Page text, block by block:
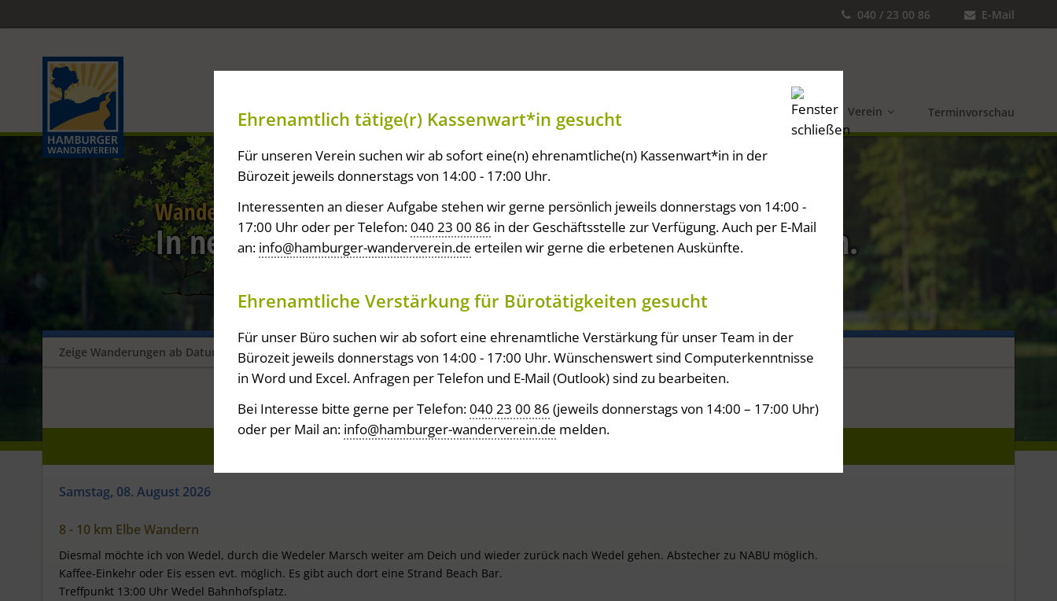
040 / 23 00 86 E-Mail
Wanderangebote Wanderreisen Verein Terminvorschau
Wandern in Hamburg
In netter Gesellschaft Natur und Umgebung erkunden.
Zeige Wanderungen ab Datum... Strecke in Kilometern: Alle
Samstag, 08. August 2026
8 - 10 km Elbe Wandern
Diesmal möchte ich von Wedel, durch die Wedeler Marsch weiter am Deich und wieder zurück nach Wedel gehen. Abstecher zu NABU möglich.
Kaffee-Einkehr oder Eis essen evt. möglich. Es gibt auch dort eine Strand Beach Bar.
Treffpunkt 13:00 Uhr Wedel Bahnhofsplatz.
Ehrenamtlich tätige(r) Kassenwart*in gesucht
Für unseren Verein suchen wir ab sofort eine(n) ehrenamtliche(n) Kassenwart*in in der
Bürozeit jeweils donnerstags von 14:00 - 17:00 Uhr.
Interessenten an dieser Aufgabe stehen wir gerne persönlich jeweils donnerstags von 14:00 -
17:00 Uhr oder per Telefon:040 23 00 86 in der Geschäftsstelle zur Verfügung. Auch per E-Mail
an: info@hamburger-wanderverein.de erteilen wir gerne die erbetenen Auskünfte.
Ehrenamtliche Verstärkung für Bürotätigkeiten gesucht
Für unser Büro suchen wir ab sofort eine ehrenamtliche Verstärkung für unser Team in der
Bürozeit jeweils donnerstags von 14:00 - 17:00 Uhr. Wünschenswert sind Computerkenntnisse
in Word und Excel. Anfragen per Telefon und E-Mail (Outlook) sind zu bearbeiten.
Bei Interesse bitte gerne per Telefon:040 23 00 86 (jeweils donnerstags von 14:00 – 17:00 Uhr)
oder per Mail an: info@hamburger-wanderverein.de melden.